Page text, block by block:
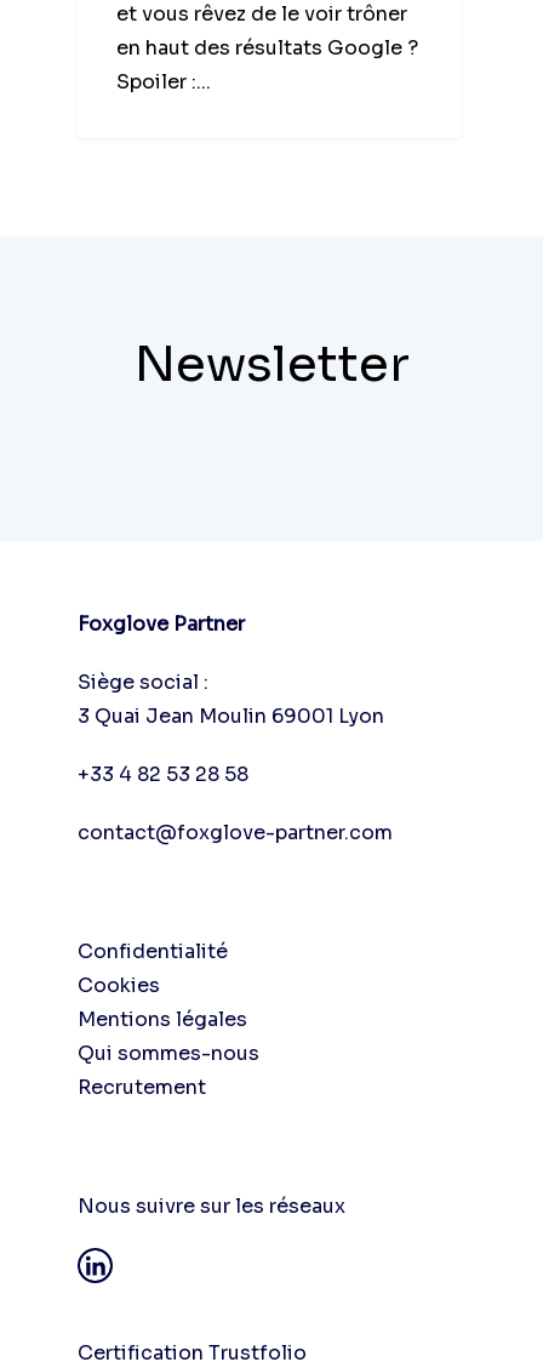
et vous rêvez de le voir trôner
en haut des résultats Google ?
Spoiler :...
Newsletter
Foxglove Partner
Siège social :
3 Quai Jean Moulin 69001 Lyon
+33 4 82 53 28 58
contact@foxglove-partner.com
Confidentialité
Cookies
Mentions légales
Qui sommes-nous
Recrutement
Nous suivre sur les réseaux
Certification Trustfolio